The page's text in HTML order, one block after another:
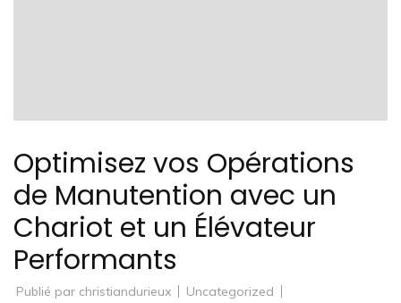
Optimisez vos Opérations
de Manutention avec un
Chariot et un Élévateur
Performants
Publié par christiandurieux
Uncategorized